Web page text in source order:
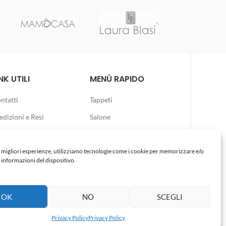
esperienze, utilizziamo tecnologie come i cookie per memorizzare e/o
informazioni del dispositivo.
OK NO SCEGLI
Privacy PolicyPrivacy Policy
UTILI
e Resi
MENÙ RAPIDO
Tappeti
Salone
Bagno